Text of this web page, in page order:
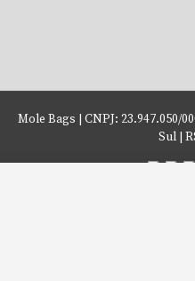
Mole Bags | CNPJ: 23.947.050/
Sul |